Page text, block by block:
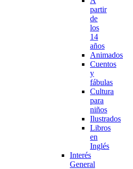
partir
de
los
14
años
Animados
Cuentos
y
fábulas
Cultura
para
niños
Ilustrados
Libros
en
Inglés
Interés
General